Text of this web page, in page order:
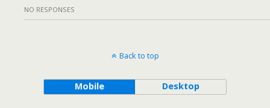
NO RESPONSES
Back to top
Mobile Desktop